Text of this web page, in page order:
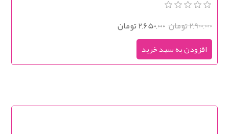
2,900,000 تومان 2,650,000 تومان